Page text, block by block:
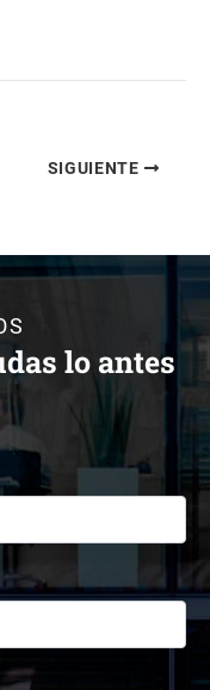
SIGUIENTE
lo antes